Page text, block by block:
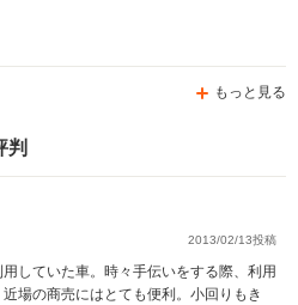
運転にも向いています。 価格は百万を
燃費はあまり良くはないですが…。 社内
が良いと思います。荷物用と考えるととて
もっと見る
判
2013/02/13投稿
していた車。時々手伝いをする際、利用
近場の商売にはとても便利。小回りもき